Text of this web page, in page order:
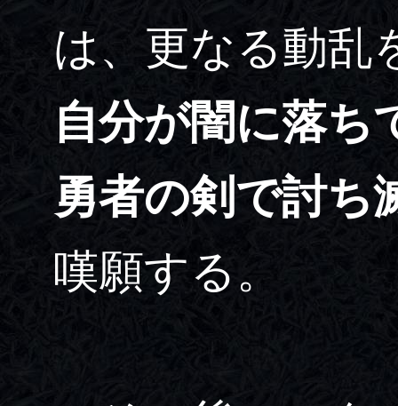
は、更なる動乱
自分が闇に落ち
勇者の剣で討ち
嘆願する。